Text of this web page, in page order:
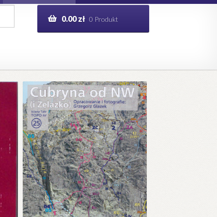
0.00zł 0 Produkt
Help in English